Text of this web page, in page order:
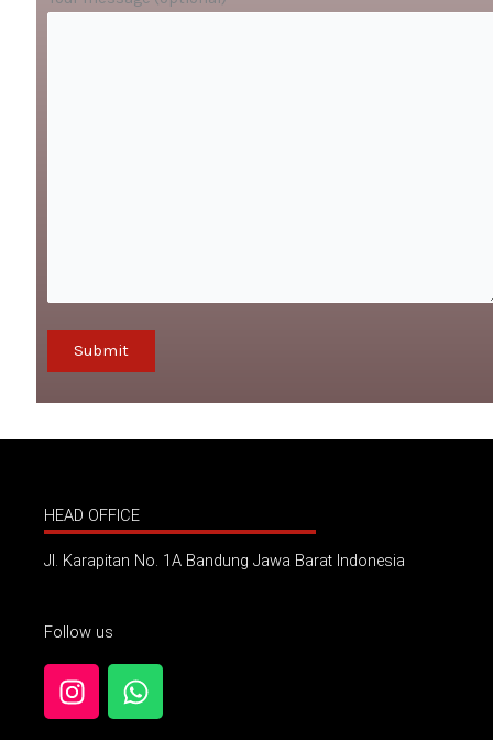
HEAD OFFICE
Jl. Karapitan No. 1A Bandung Jawa Barat Indonesia
Follow us
I
n
W
h